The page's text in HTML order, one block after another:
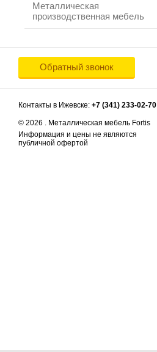
Металлическая
производственная мебель
Обратный звонок
Контакты в Ижевске: +7 (341) 233-02-70
© 2026 . Металлическая мебель Fortis
Информация и цены не являются
публичной офертой